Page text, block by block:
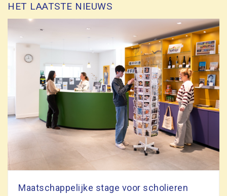
HET LAATSTE NIEUWS
Maatschappelijke stage voor scholieren